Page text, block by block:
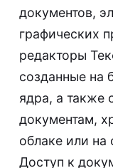
документов,
графических
редакторы
созданные на
ядра, а также
документам,
облаке или
Доступ к